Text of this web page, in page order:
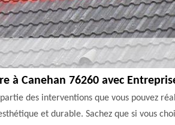
à Canehan 76260 avec
des interventions que vous pouvez
et durable. Sachez que si vous